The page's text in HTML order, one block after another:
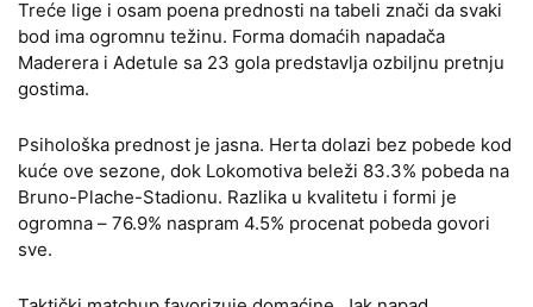
Treće lige i osam poena prednosti na tabeli znači da svaki
bod ima ogromnu težinu. Forma domaćih napadača
Maderera i Adetule sa 23 gola predstavlja ozbiljnu pretnju
gostima.
Psihološka prednost je jasna. Herta dolazi bez pobede kod
kuće ove sezone, dok Lokomotiva beleži 83.3% pobeda na
Bruno-Plache-Stadionu. Razlika u kvalitetu i formi je
ogromna – 76.9% naspram 4.5% procenat pobeda govori
sve.